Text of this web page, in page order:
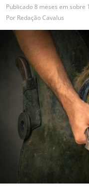
Publicado8 meses em sobre
Por Redação Cavalus